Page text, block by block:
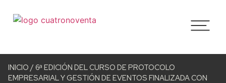
INICIO / 6ª EDICIÓN DEL CURSO DE PROTOCOLO
EMPRESARIAL Y GESTIÓN DE EVENTOS FINALIZADA CON